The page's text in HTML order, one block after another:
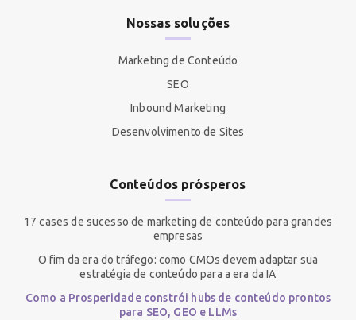
Nossas soluções
Marketing de Conteúdo
SEO
Inbound Marketing
Desenvolvimento de Sites
Conteúdos prósperos
17 cases de sucesso de marketing de conteúdo para grandes
empresas
O fim da era do tráfego: como CMOs devem adaptar sua
estratégia de conteúdo para a era da IA
Como a Prosperidade constrói hubs de conteúdo prontos
para SEO, GEO e LLMs